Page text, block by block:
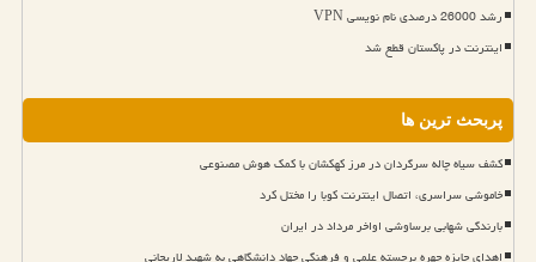
رشد 26000 درصدی نام نویسی VPN
اینترنت در پاکستان قطع شد
پربحث ترین ها
کشف سیاه چاله سرگردان در مرز کهکشان با کمک هوش مصنوعی
خاموشی سراسری، اتصال اینترنت کوبا را مختل کرد
بارندگی شهابی برساوشی اواخر مرداد در ایران